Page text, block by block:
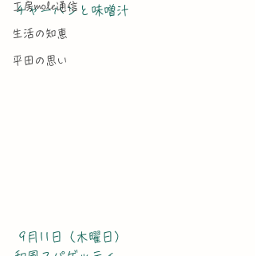
工房mole通信
生活の知恵
平田の思い
チャーハンと味噌汁
9月11日（木曜日）